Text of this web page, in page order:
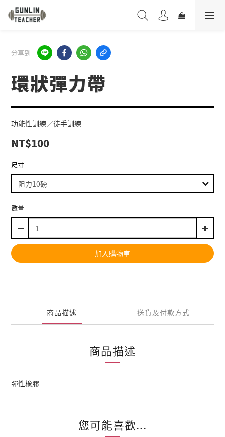
分享到
環狀彈力帶
功能性訓練／徒手訓練
NT$100
尺寸
數量
加入購物車
商品描述 送貨及付款方式
商品描述
彈性橡膠
您可能喜歡...